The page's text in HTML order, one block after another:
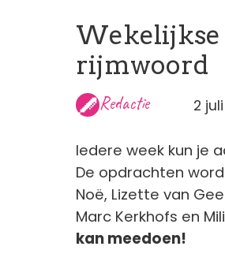
Wekelijkse
rijmwoord
Redactie 2
Iedere week kun je
De opdrachten
Noë, Lizette van
Marc Kerkhofs en
kan meedoen!